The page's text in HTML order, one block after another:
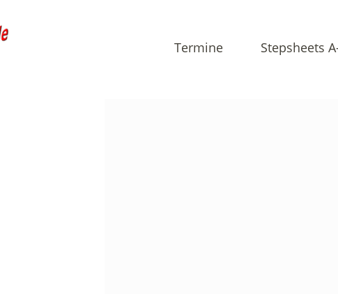
Termine Stepsheets